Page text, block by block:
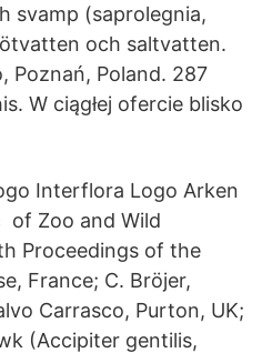
svamp (saprolegnia,
och saltvatten.
Poznań, Poland. 287
W ciągłej ofercie blisko
Interflora Logo Arken
of Zoo and Wild
Proceedings of the
France; C. Bröjer,
Carrasco, Purton, UK;
(Accipiter gentilis,